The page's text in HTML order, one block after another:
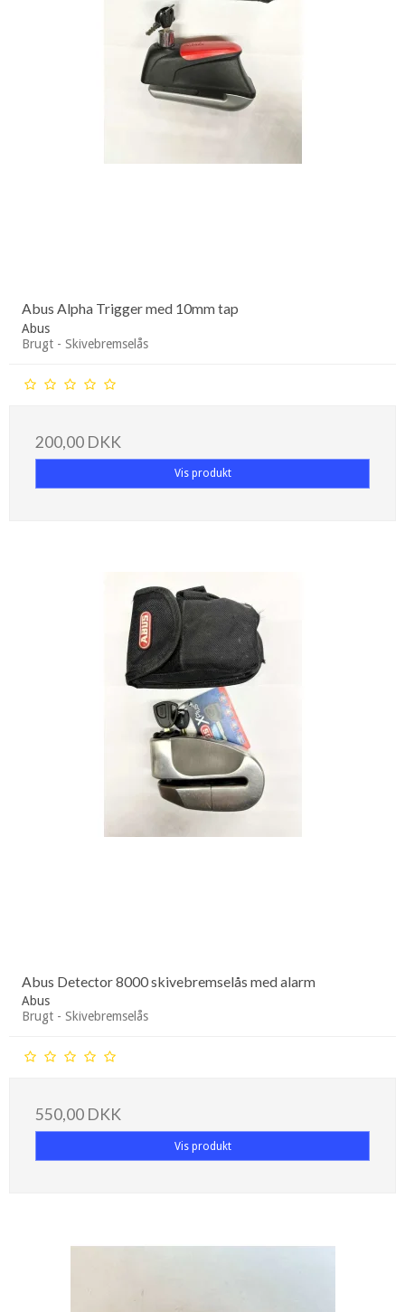
Abus Alpha Trigger med 10mm tap
Abus
Brugt - Skivebremselås
200,00 DKK
Vis produkt
Abus Detector 8000 skivebremselås med alarm
Abus
Brugt - Skivebremselås
550,00 DKK
Vis produkt